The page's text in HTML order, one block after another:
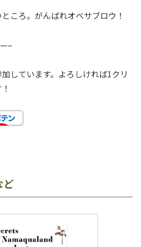
ころ。がんばれオベサブロウ！
しています。よろしければ1クリ
ど